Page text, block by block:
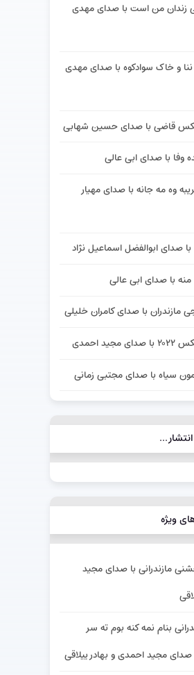
زندان من است با صدای مهدی
و خاک سوادکوه با صدای مهدی
قاضی با صدای حسین شهابی
وفا با صدای ابی عالی
وه مه جانه با صدای مهیار
صدای ابوالفضل اسماعیل نژاد
با صدای ابی عالی
مازندران با صدای کامران خلیلی
احمدی
سیاه با صدای مجتبی زمانی
ویژه
مازندرانی با صدای مجید
بنام نمه کنه بوم ته سر
مجید احمدی و بهادر ییلاقی